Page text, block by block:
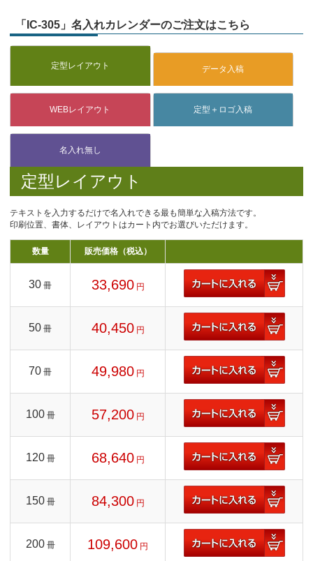
「IC-305」名入れカレンダーのご注文はこちら
定型レイアウト
テキストを入力するだけで名入れできる最も簡単な入稿方法です。
印刷位置、書体、レイアウトはカート内でお選びいただけます。
数量 販売価格（税込）
30 冊 33,690 円
50 冊 40,450 円
70 冊 49,980 円
100 冊 57,200 円
120 冊 68,640 円
150 冊 84,300 円
200 冊 109,600 円